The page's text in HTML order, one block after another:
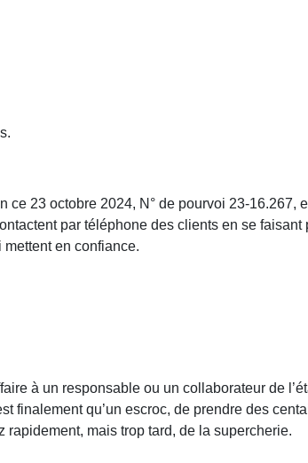
23 octobre 2024, N° de pourvoi 23-16.267,
par téléphone des clients en se faisant
en confiance.
à un responsable ou un collaborateur de
finalement qu’un escroc, de prendre des
rapidement, mais trop tard, de la supercherie.